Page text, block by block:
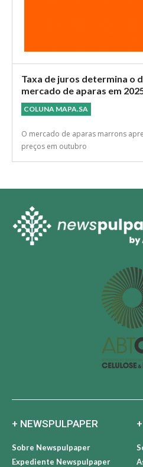
Taxa de juros determina o
mercado de aparas em
COLUNA MAPA.SA
O mercado de aparas marrons
preços em outubro
+ NEWSPULPAPER
Sobre Newspulpaper
Expediente Newspulpaper